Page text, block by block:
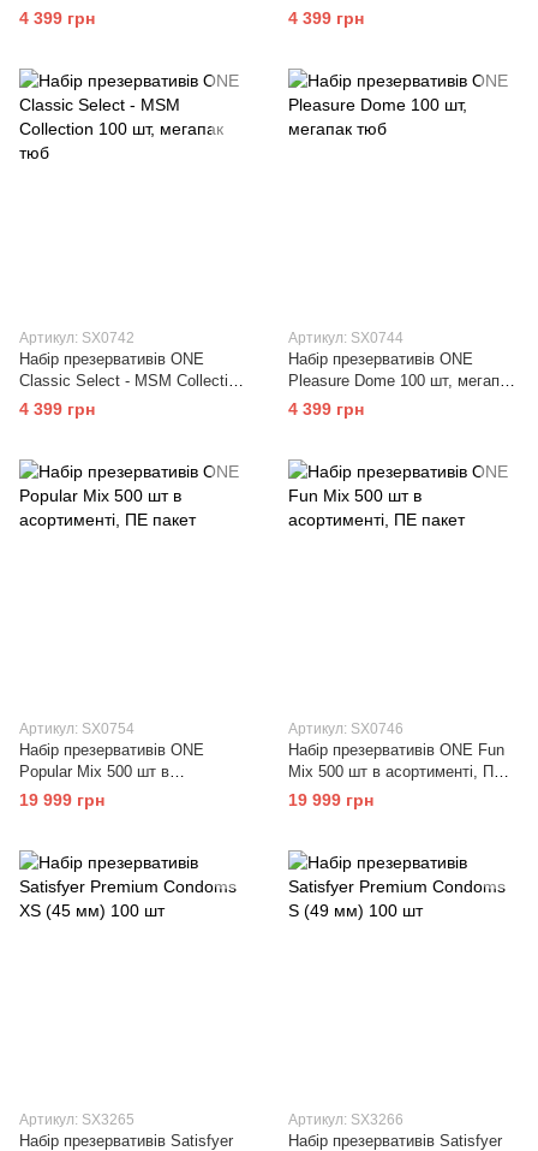
4 399 грн
100 шт, мегапак тюб
4 399 грн
Артикул: SX0742
Набір презервативів ONE
Classic Select - MSM Collection
100 шт, мегапак тюб
4 399 грн
Артикул: SX0744
Набір презервативів ONE
Pleasure Dome 100 шт, мегапак
тюб
4 399 грн
Артикул: SX0754
Набір презервативів ONE
Popular Mix 500 шт в
асортименті, ПЕ пакет
19 999 грн
Артикул: SX0746
Набір презервативів ONE Fun
Mix 500 шт в асортименті, ПЕ
пакет
19 999 грн
Артикул: SX3265
Набір презервативів Satisfyer
Артикул: SX3266
Набір презервативів Satisfyer